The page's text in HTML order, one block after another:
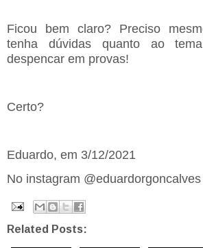
Ficou bem claro? Preciso
tenha dúvidas quanto ao
despencar em provas!
Certo?
Eduardo, em 3/12/2021
No instagram @eduardorgoncalves
Related Posts: